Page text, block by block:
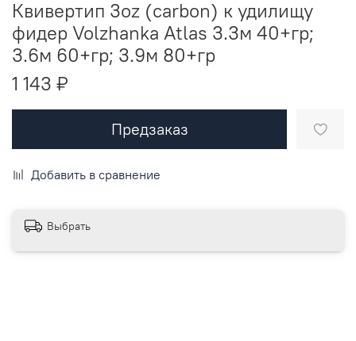
Квивертип 3oz (carbon) к удилищу
фидер Volzhanka Atlas 3.3м 40+гр;
3.6м 60+гр; 3.9м 80+гр
1 143 ₽
Предзаказ
Добавить в сравнение
Выбрать